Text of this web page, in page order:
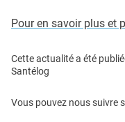
Pour en savoir plus et
Cette actualité a été
Santélog
Vous pouvez nous suivre